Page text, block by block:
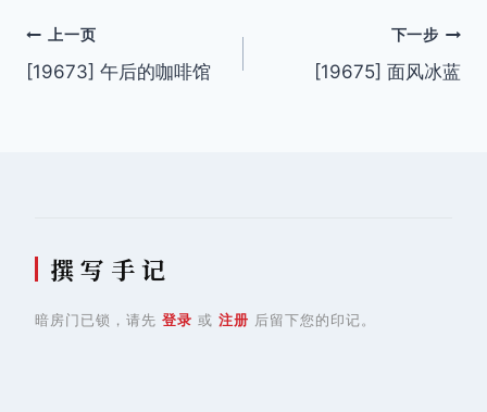
文
章
上一页
[19673] 午后的咖啡馆
下一步
[19675] 面风冰蓝
撰 写 手 记
暗房门已锁，请先 登录 或 注册 后留下您的印记。